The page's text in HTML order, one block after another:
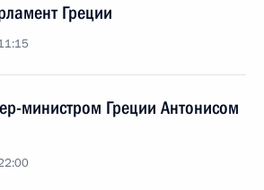
Греции
министром Греции Антонисом